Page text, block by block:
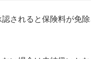
されると保険料が免除